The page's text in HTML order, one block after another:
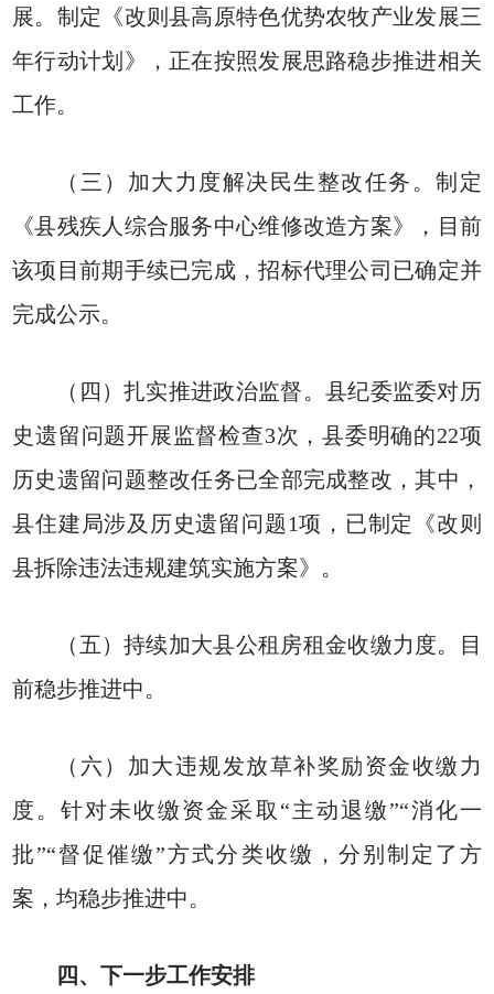
展。制定《改则县高原特色优势农牧产业发展三
年行动计划》，正在按照发展思路稳步推进相关
工作。
（三）加大力度解决民生整改任务。制定
《县残疾人综合服务中心维修改造方案》，目前
该项目前期手续已完成，招标代理公司已确定并
完成公示。
（四）扎实推进政治监督。县纪委监委对历
史遗留问题开展监督检查3次，县委明确的22项
历史遗留问题整改任务已全部完成整改，其中，
县住建局涉及历史遗留问题1项，已制定《改则
县拆除违法违规建筑实施方案》。
（五）持续加大县公租房租金收缴力度。目
前稳步推进中。
（六）加大违规发放草补奖励资金收缴力
度。针对未收缴资金采取“主动退缴”“消化一
批”“督促催缴”方式分类收缴，分别制定了方
案，均稳步推进中。
四、下一步工作安排